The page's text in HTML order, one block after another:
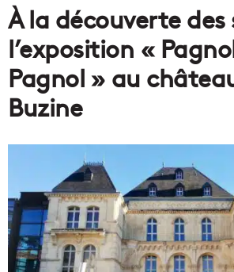
À la découverte des
l’exposition «
Pagnol » au
Buzine